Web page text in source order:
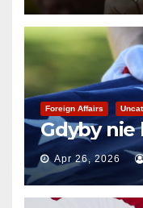
Foreign Affairs
Gdyby nie
Apr 26, 2026